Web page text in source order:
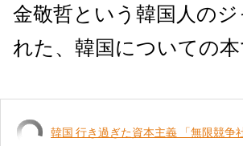
金敬哲という韓国人の
れた、韓国についての本
韓国 行き過ぎた資本主義 「無限競争